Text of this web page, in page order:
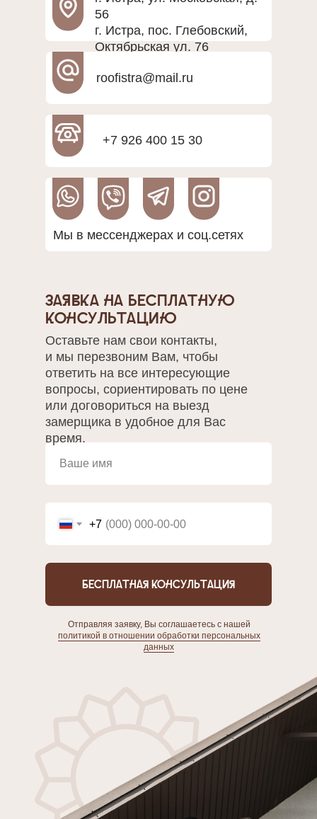
56
г. Истра, пос. Глебовский,
Октябрьская ул. 76
+7 926 400 15 30
Мы в мессенджерах и соц.сетях
roofistra@mail.ru
Бесплатная консультация
+7
Оставьте нам свои контакты,
и мы перезвоним Вам, чтобы
ответить на все интересующие
вопросы, сориентировать по цене
или договориться на выезд
замерщика в удобное для Вас
время.
Заявка на бесплатную
консультацию
Отправляя заявку, Вы соглашаетесь с нашей
политикой в отношении обработки персональных
данных